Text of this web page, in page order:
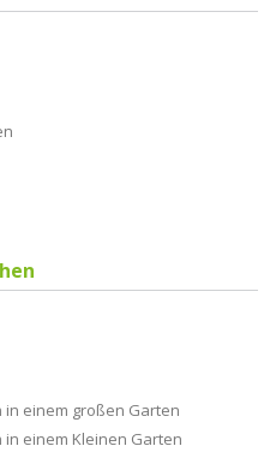
einem großen Garten
einem Kleinen Garten